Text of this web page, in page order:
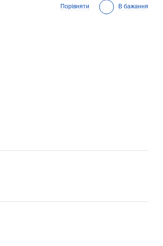
Порівняти В бажання